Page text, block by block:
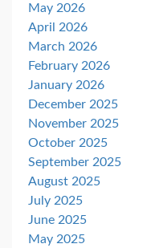
May 2026
April 2026
March 2026
February 2026
January 2026
December 2025
November 2025
October 2025
September 2025
August 2025
July 2025
June 2025
May 2025